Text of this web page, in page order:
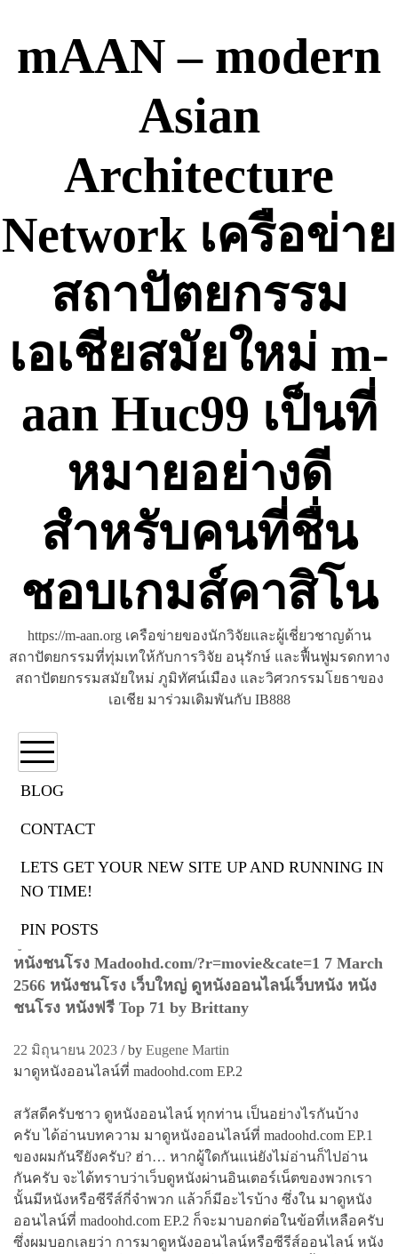
contentmAAN – modern
Asian
Architecture
Network เครือข่าย
สถาปัตยกรรม
เอเชียสมัยใหม่ m-
aan Huc99 เป็นที่
หมายอย่างดี
สำหรับคนที่ชื่น
ชอบเกมส์คาสิโน
https://m-aan.org เครือข่ายของนักวิจัยและผู้เชี่ยวชาญด้าน
สถาปัตยกรรมที่ทุ่มเทให้กับการวิจัย อนุรักษ์ และฟื้นฟูมรดกทาง
สถาปัตยกรรมสมัยใหม่ ภูมิทัศน์เมือง และวิศวกรรมโยธาของ
เอเชีย มาร่วมเดิมพันกับ IB888
BLOG
CONTACT
LETS GET YOUR NEW SITE UP AND RUNNING IN
NO TIME!
PIN POSTS
ป้ายกำกับ:หนังชนโรง
หนังชนโรง Madoohd.com/?r=movie&cate=1 7 March
2566 หนังชนโรง เว็บใหญ่ ดูหนังออนไลน์เว็บหนัง หนัง
ชนโรง หนังฟรี Top 71 by Brittany
22 มิถุนายน 2023 / by Eugene Martin
มาดูหนังออนไลน์ที่ madoohd.com EP.2
สวัสดีครับชาว ดูหนังออนไลน์ ทุกท่าน เป็นอย่างไรกันบ้าง
ครับ ได้อ่านบทความ มาดูหนังออนไลน์ที่ madoohd.com EP.1
ของผมกันรึยังครับ? ฮ่า… หากผู้ใดกันแน่ยังไม่อ่านก็ไปอ่าน
กันครับ จะได้ทราบว่าเว็บดูหนังผ่านอินเตอร์เน็ตของพวกเรา
นั้นมีหนังหรือซีรีส์กี่จำพวก แล้วก็มีอะไรบ้าง ซึ่งใน มาดูหนัง
ออนไลน์ที่ madoohd.com EP.2 ก็จะมาบอกต่อในข้อที่เหลือครับ
ซึ่งผมบอกเลยว่า การมาดูหนังออนไลน์หรือซีรีส์ออนไลน์ หนัง